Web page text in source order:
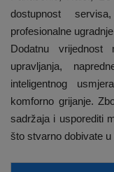
dostupnost
profesionalne
Dodatnu
upravljanja,
inteligentnog
komforno grijanje.
sadržaja i usporediti
što stvarno dobivate